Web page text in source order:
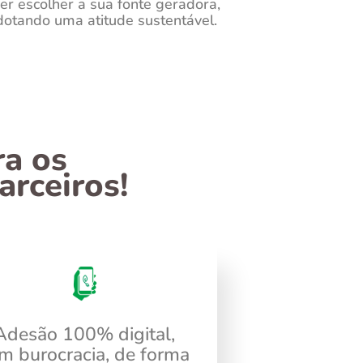
uma atitude sustentável.
os
100% digital,
burocracia, de forma